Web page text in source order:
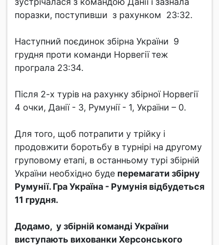
поразки, поступивши з рахунком 23:32.
Наступний поєдинок збірна України 9
грудня проти команди Норвегії теж
програла 23:34.
Після 2-х турів на рахунку збірної Норвегії
4 очки, Данії - 3, Румунії - 1, України – 0.
Для того, щоб потрапити у трійку і
продовжити боротьбу в турнірі на другому
груповому етапі, в останньому турі збірній
України необхідно буде перемагати збірну
Румунії. Гра Україна - Румунія відбудеться
11 грудня.
Додамо, у збірній команді України
виступають вихованки Херсонського